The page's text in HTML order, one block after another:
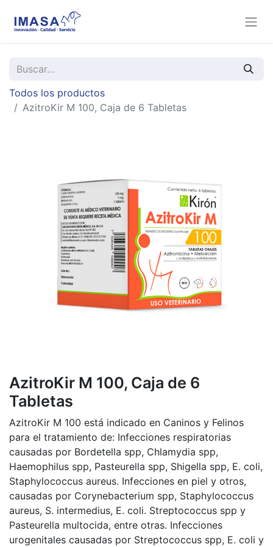
Todos los productos
AzitroKir M 100, Caja de 6 Tabletas
AzitroKir M 100, Caja de 6
Tabletas
AzitroKir M 100 está indicado en Caninos y Felinos
para el tratamiento de: Infecciones respiratorias
causadas por Bordetella spp, Chlamydia spp,
Haemophilus spp, Pasteurella spp, Shigella spp, E. coli,
Staphylococcus aureus. Infecciones en piel y otros,
causadas por Corynebacterium spp, Staphylococcus
aureus, S. intermedius, E. coli. Streptococcus spp y
Pasteurella multocida, entre otras. Infecciones
urogenitales causadas por Streptococcus spp, E. coli y